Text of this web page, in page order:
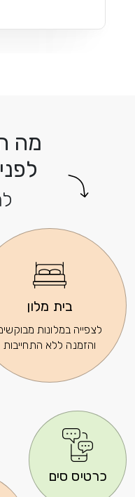
מה
בית מלון
לצפייה במלונות
והזמנה ללא התחייבות
כרטיס סים